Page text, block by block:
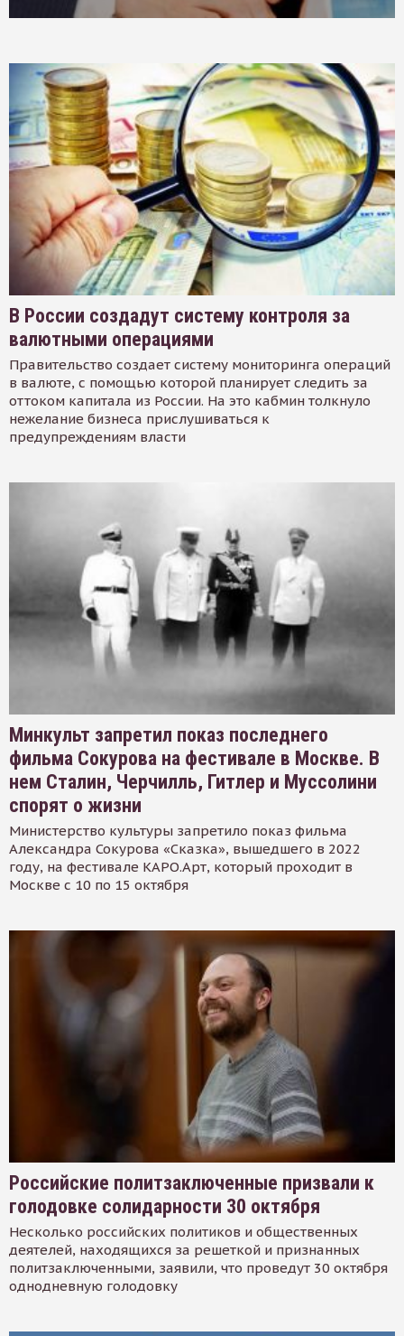
В России создадут систему контроля за
валютными операциями
Правительство создает систему мониторинга операций
в валюте, с помощью которой планирует следить за
оттоком капитала из России. На это кабмин толкнуло
нежелание бизнеса прислушиваться к
предупреждениям власти
Минкульт запретил показ последнего
фильма Сокурова на фестивале в Москве. В
нем Сталин, Черчилль, Гитлер и Муссолини
спорят о жизни
Министерство культуры запретило показ фильма
Александра Сокурова «Сказка», вышедшего в 2022
году, на фестивале КАРО.Арт, который проходит в
Москве с 10 по 15 октября
Российские политзаключенные призвали к
голодовке солидарности 30 октября
Несколько российских политиков и общественных
деятелей, находящихся за решеткой и признанных
политзаключенными, заявили, что проведут 30 октября
однодневную голодовку